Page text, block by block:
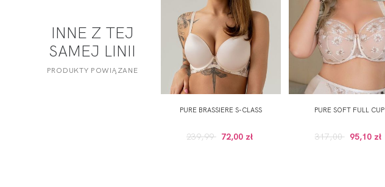
INNE Z TEJ
SAMEJ LINII
PRODUKTY POWIĄZANE
PURE BRASSIERE S-CLASS
239,99 72,00 zł
PURE SOFT FULL CUP
317,00 95,10 zł